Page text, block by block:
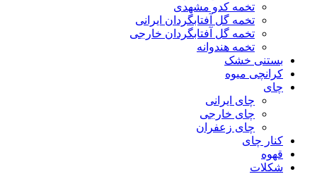
تخمه کدو مشهدی
تخمه گل آفتابگردان ایرانی
تخمه گل آفتابگردان خارجی
تخمه هندوانه
بستنی خشک
کرانچی میوه
چای
چای ایرانی
چای خارجی
چای زعفران
کنار چای
قهوه
شکلات